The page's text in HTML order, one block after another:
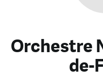
Orchestre
de-